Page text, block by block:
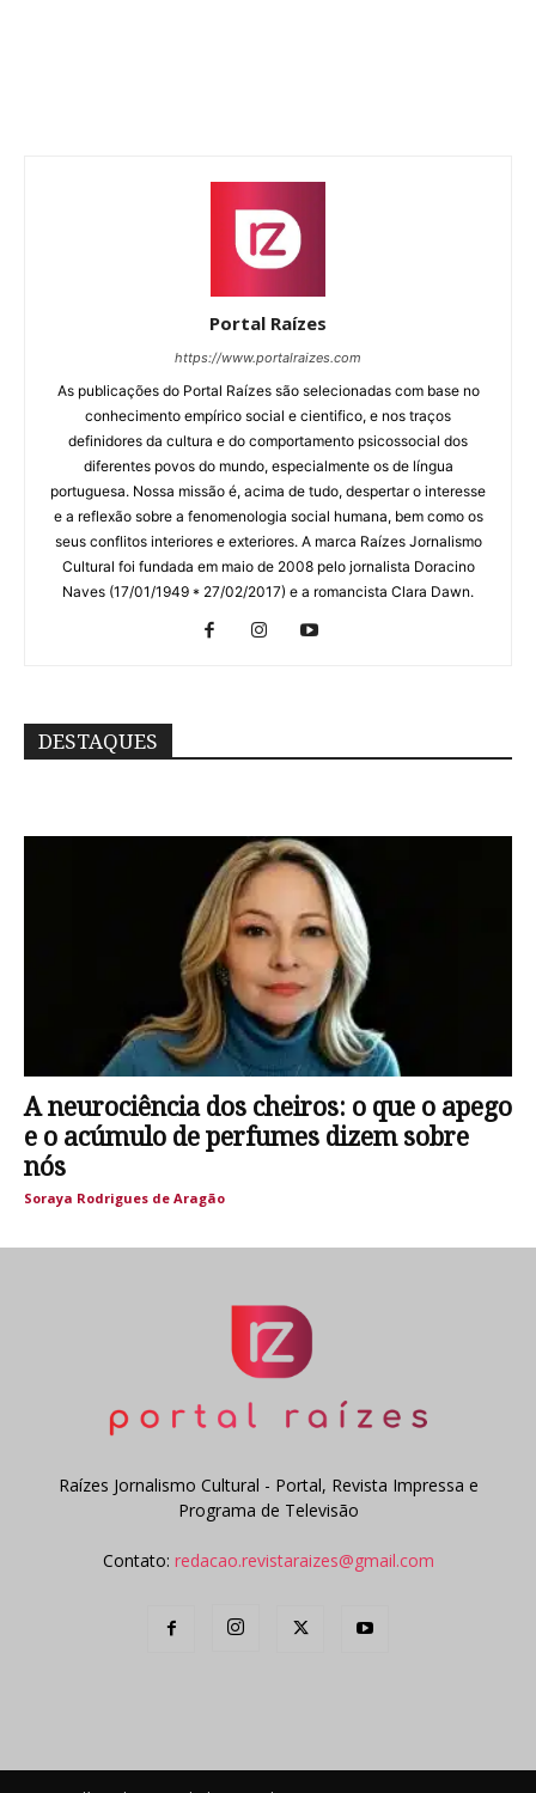
Portal Raízes
https://www.portalraizes.com
As publicações do Portal Raízes são selecionadas com base no
conhecimento empírico social e cientifico, e nos traços
definidores da cultura e do comportamento psicossocial dos
diferentes povos do mundo, especialmente os de língua
portuguesa. Nossa missão é, acima de tudo, despertar o interesse
e a reflexão sobre a fenomenologia social humana, bem como os
seus conflitos interiores e exteriores. A marca Raízes Jornalismo
Cultural foi fundada em maio de 2008 pelo jornalista Doracino
Naves (17/01/1949 * 27/02/2017) e a romancista Clara Dawn.
DESTAQUES
A neurociência dos cheiros: o que o apego
e o acúmulo de perfumes dizem sobre
nós
Soraya Rodrigues de Aragão
Raízes Jornalismo Cultural - Portal, Revista Impressa e
Programa de Televisão
Contato: redacao.revistaraizes@gmail.com